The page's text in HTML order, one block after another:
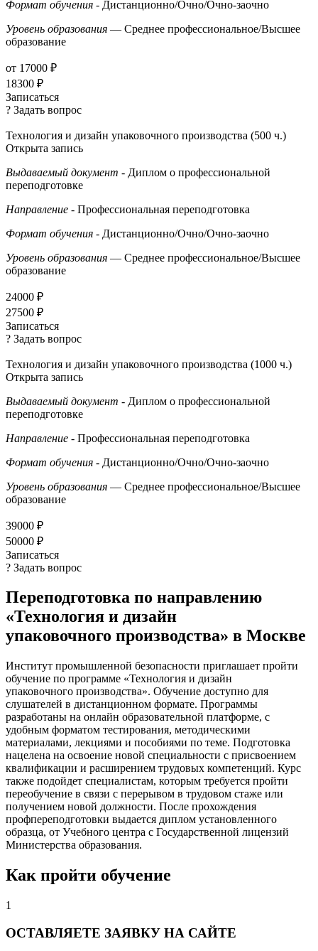
Формат обучения - Дистанционно/Очно/Очно-заочно
Уровень образования — Среднее профессиональное/Высшее
образование
от 17000 ₽
18300 ₽
Записаться
? Задать вопрос
Технология и дизайн упаковочного производства (500 ч.)
Открыта запись
Выдаваемый документ - Диплом о профессиональной
переподготовке
Направление - Профессиональная переподготовка
Формат обучения - Дистанционно/Очно/Очно-заочно
Уровень образования — Среднее профессиональное/Высшее
образование
24000 ₽
27500 ₽
Записаться
? Задать вопрос
Технология и дизайн упаковочного производства (1000 ч.)
Открыта запись
Выдаваемый документ - Диплом о профессиональной
переподготовке
Направление - Профессиональная переподготовка
Формат обучения - Дистанционно/Очно/Очно-заочно
Уровень образования — Среднее профессиональное/Высшее
образование
39000 ₽
50000 ₽
Записаться
? Задать вопрос
Переподготовка по направлению
«Технология и дизайн
упаковочного производства» в Москве
Институт промышленной безопасности приглашает пройти
обучение по программе «Технология и дизайн
упаковочного производства». Обучение доступно для
слушателей в дистанционном формате. Программы
разработаны на онлайн образовательной платформе, с
удобным форматом тестирования, методическими
материалами, лекциями и пособиями по теме. Подготовка
нацелена на освоение новой специальности с присвоением
квалификации и расширением трудовых компетенций. Курс
также подойдет специалистам, которым требуется пройти
переобучение в связи с перерывом в трудовом стаже или
получением новой должности. После прохождения
профпереподготовки выдается диплом установленного
образца, от Учебного центра с Государственной лицензий
Министерства образования.
Как пройти обучение
1
ОСТАВЛЯЕТЕ ЗАЯВКУ НА САЙТЕ